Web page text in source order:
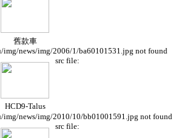
舊款車
img/news/img/2006/1/ba60101531.jpg not found
HCD9-Talus
src file:
img/news/img/2010/10/bb01001591.jpg not found
src file: